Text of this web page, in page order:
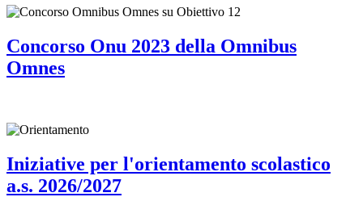
Concorso Onu 2023 della Omnibus
Omnes
Iniziative per l'orientamento scolastico
a.s. 2026/2027